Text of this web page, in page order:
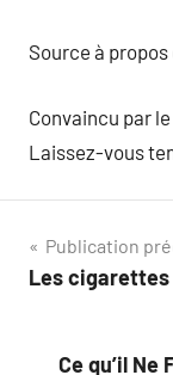
Source à propos
Convaincu par
Laissez-vous
de
Publication
Les
Ce qu’il Ne